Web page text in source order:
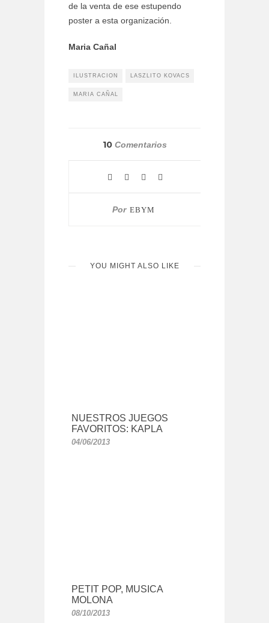
de la venta de ese estupendo
poster a esta organización.
Maria Cañal
ILUSTRACION LASZLITO KOVACS
MARIA CAÑAL
10Comentarios
Por EBYM
YOU MIGHT ALSO LIKE
NUESTROS JUEGOS
FAVORITOS: KAPLA
04/06/2013
PETIT POP, MUSICA
MOLONA
08/10/2013